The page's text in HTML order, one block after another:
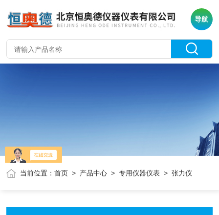
导航
当前位置：首页 > 产品中心 >专用仪器仪表 > 张力仪